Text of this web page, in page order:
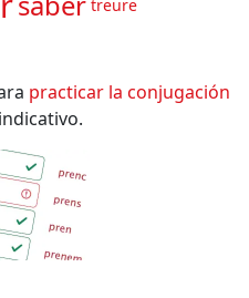
treure
practicar la conjugación